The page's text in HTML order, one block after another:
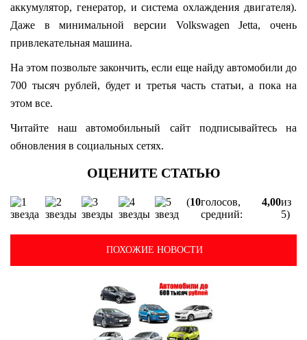
аккумулятор, генератор, и система охлаждения двигателя).
Даже в минимальной версии Volkswagen Jetta, очень
привлекательная машина.
На этом позвольте закончить, если еще найду автомобили до
700 тысяч рублей, будет и третья часть статьи, а пока на
этом все.
Читайте наш автомобильный сайт подписывайтесь на
обновления в социальных сетях.
(10голосов,
средний:
4,00из
5)
ПОХОЖИЕ НОВОСТИ